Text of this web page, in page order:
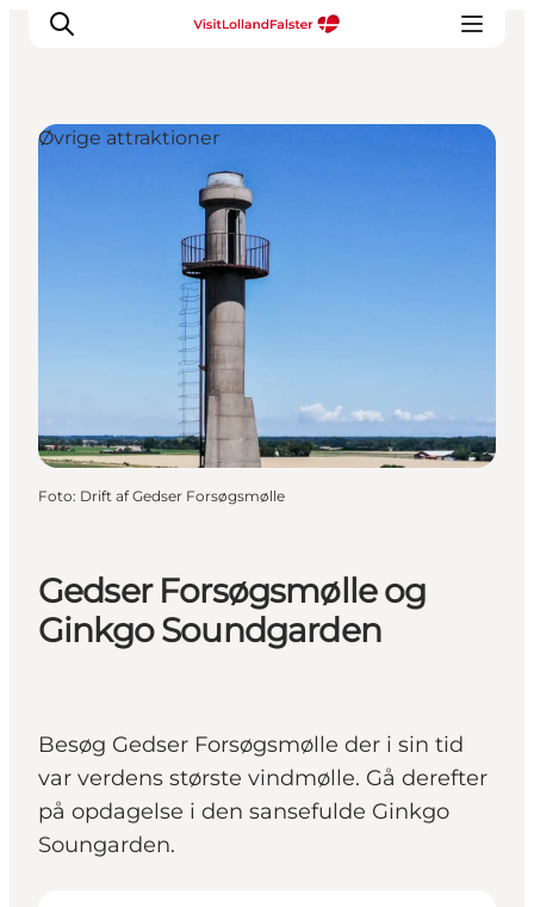
Gastronomi
Planlæg din ferie
Gedser Forsøgsmølle og
Ginkgo Soundgarden
Besøg Gedser Forsøgsmølle der i sin tid
var verdens største vindmølle. Gå derefter
på opdagelse i den sansefulde Ginkgo
Soungarden.
Øvrige attraktioner
Foto: Drift af Gedser Forsøgsmølle